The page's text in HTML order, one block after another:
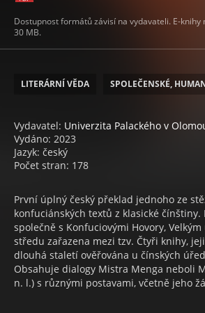
Dostupnost formátů závisí na vydavateli. E-knihy
30 MB.
LITERÁRNÍ VĚDA SPOLEČENSKÉ,
Vydavatel: Univerzita Palackého v
Vydáno: 2023
Jazyk: český
Počet stran: 178
První úplný český překlad jednoho ze
konfuciánských textů z klasické
společně s Konfuciovými Hovory,
středu zařazena mezi tzv. Čtyři knihy,
dlouhá staletí ověřována u čínských
Obsahuje dialogy Mistra Menga neboli
n. l.) s různými postavami, včetně jeho
období Válčících států, které se tento